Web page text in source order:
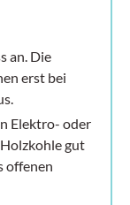
an. Die
erst bei
Elektro- oder
gut
offenen